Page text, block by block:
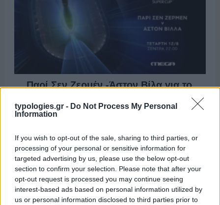
typologies.gr - Do Not Process My Personal
Information
If you wish to opt-out of the sale, sharing to third parties, or
processing of your personal or sensitive information for
targeted advertising by us, please use the below opt-out
section to confirm your selection. Please note that after your
opt-out request is processed you may continue seeing
interest-based ads based on personal information utilized by
us or personal information disclosed to third parties prior to
Παρί Σεν Ζερμέν -Άστον Βίλα για το
ΔΕΛΤΙΟ ΤΥΠΟΥ Ένα από τα σημαντικότερα
ζωντανά στο MEGA την Τετάρτη 12 Αυγούστου, στις
22:00. Στο Σάλτσμπουργκ, η πρωταθλήτρια
Ευρώπης Παρί Σεν Ζερμέν αντιμετωπίζει την κάτοχο
του UEFA Europa League Άστον Βίλα για το UEFA
Super Cup, σε μια αναμέτρηση που συγκεντρώνει το
ενδιαφέρον ολόκληρης της ποδοσφαιρικής Ευρώπης.